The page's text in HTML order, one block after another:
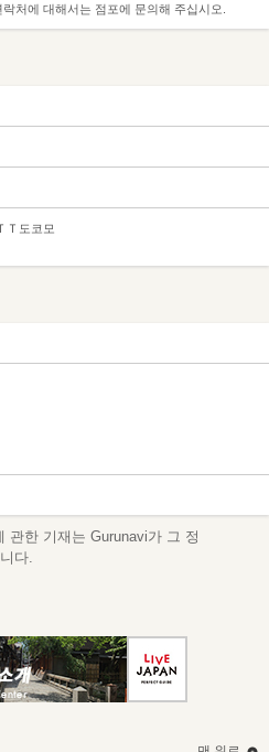
처에 대해서는 점포에 문의해 주십시오.
Ｔ도코모
관한 기재는 Gurunavi가 그 정
다.